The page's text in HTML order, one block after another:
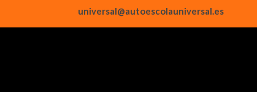
universal@autoescolauniversal.es